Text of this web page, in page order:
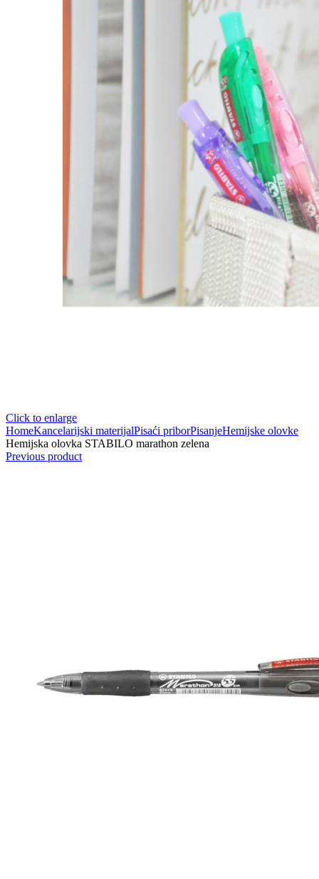
Click to enlarge
HomeKancelarijski materijalPisaći priborPisanjeHemijske olovke
Hemijska olovka STABILO marathon zelena
Previous product